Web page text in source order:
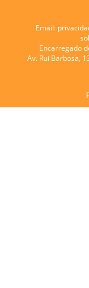
Email:
Encarregado
Av. Rui Barbosa,